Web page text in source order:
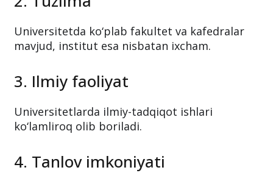
Universitetda ko‘plab fakultet va kafedralar
mavjud, institut esa nisbatan ixcham.
3. Ilmiy faoliyat
Universitetlarda ilmiy-tadqiqot ishlari
ko‘lamliroq olib boriladi.
4. Tanlov imkoniyati